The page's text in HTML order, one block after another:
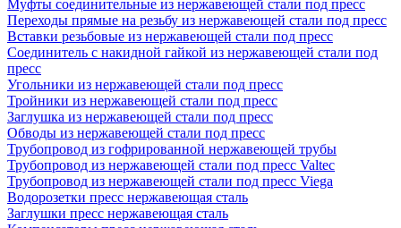
Муфты соединительные из нержавеющей стали под пресс
Переходы прямые на резьбу из нержавеющей стали под пресс
Вставки резьбовые из нержавеющей стали под пресс
Соединитель с накидной гайкой из нержавеющей стали под
пресс
Угольники из нержавеющей стали под пресс
Тройники из нержавеющей стали под пресс
Заглушка из нержавеющей стали под пресс
Обводы из нержавеющей стали под пресс
Трубопровод из гофрированной нержавеющей трубы
Трубопровод из нержавеющей стали под пресс Valtec
Трубопровод из нержавеющей стали под пресс Viega
Водорозетки пресс нержавеющая сталь
Заглушки пресс нержавеющая сталь